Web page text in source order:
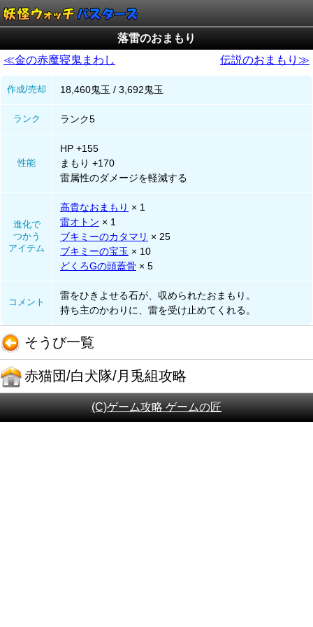
落雷のおまもり
≪金の赤魔寝鬼まわし
伝説のおまもり≫
作成/売却 18,460鬼玉 / 3,692鬼玉
ランク ランク5
性能
HP +155
まもり +170
雷属性のダメージを軽減する
進化で
つかう
アイテム
高貴なおまもり × 1
雷オトン × 1
ブキミーのカタマリ × 25
ブキミーの宝玉 × 10
どくろGの頭蓋骨 × 5
コメント
雷をひきよせる石が、収められたおまもり。
持ち主のかわりに、雷を受け止めてくれる。
そうび一覧
赤猫団/白犬隊/月兎組攻略
(C)ゲーム攻略 ゲームの匠